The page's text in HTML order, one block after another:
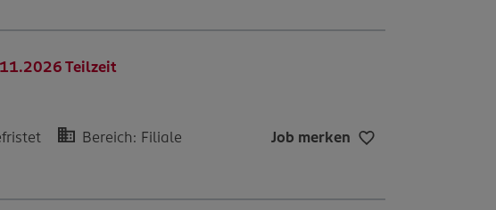
Teilzeit
Bereich: Filiale
Job merken